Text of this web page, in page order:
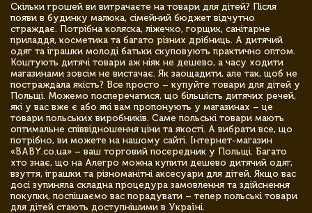
Скільки грошей ви витрачаєте на товари для дітей? Після
появи в будинку малюка, сімейний бюджет відчутно
страждає. Потрібна коляска, ліжечко, горщик, санітарне
приладдя, косметика та багато різних дрібниць. А дитячий
одяг та іграшки молоді батьки скуповують практично оптом.
Коштують дитячі товари аж ніяк не дешево, а часу ходити
магазинами зовсім не вистачає. Як заощадити, але так, щоб не
постраждала якість? Все просто – купуйте товари для дітей у
Польщі. Можемо посперечатися, що більшість дитячих речей,
які у вас вже є або які вам пропонують у магазинах – це
товари польських виробників. Саме польські товари мають
оптимальне співвідношення ціни та якості. А вибрати все, що
потрібно, ви можете на нашому сайті. Інтернет-магазин
«BABY.co.ua» – ваш торговий посередник у Польщі. Багато
хто знає, що на Алегро можна купити дешево дитячий одяг,
взуття, іграшки та різноманітні аксесуари для дітей. Якщо вас
досі зупиняла складна процедура замовлення та здійснення
покупки, поспішаємо вас порадувати – тепер польські товари
для дітей стають доступнішими в Україні.